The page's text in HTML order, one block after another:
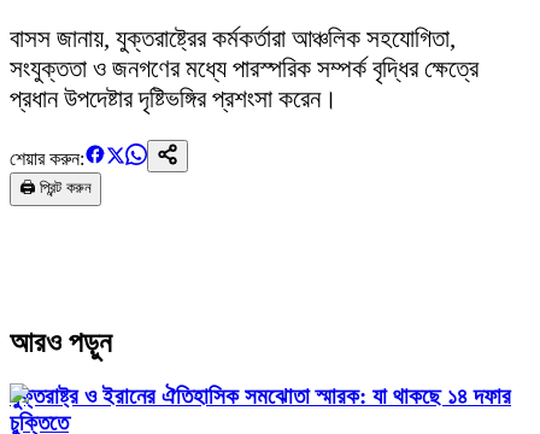
বাসস জানায়, যুক্তরাষ্ট্রের কর্মকর্তারা আঞ্চলিক সহযোগিতা,
সংযুক্ততা ও জনগণের মধ্যে পারস্পরিক সম্পর্ক বৃদ্ধির ক্ষেত্রে
প্রধান উপদেষ্টার দৃষ্টিভঙ্গির প্রশংসা করেন।
শেয়ার করুন:
🖨️ প্রিন্ট করুন
আরও পড়ুন
যুক্তরাষ্ট্র ও ইরানের ঐতিহাসিক সমঝোতা স্মারক: যা থাকছে ১৪ দফার
চুক্তিতে